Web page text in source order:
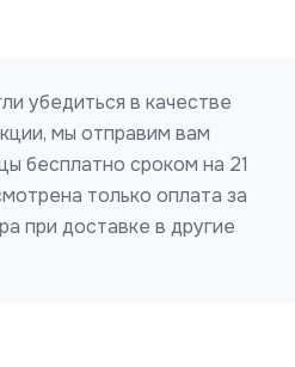
убедиться в качестве
мы отправим вам
бесплатно сроком на 21
только оплата за
при доставке в другие